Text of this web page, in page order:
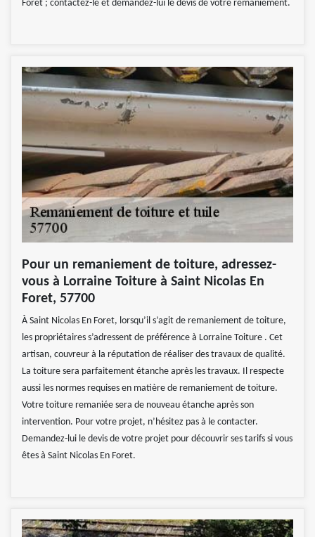
Foret ; contactez-le et demandez-lui le devis de votre remaniement.
Pour un remaniement de toiture, adressez-
vous à Lorraine Toiture à Saint Nicolas En
Foret, 57700
À Saint Nicolas En Foret, lorsqu’il s’agit de remaniement de toiture,
les propriétaires s’adressent de préférence à Lorraine Toiture . Cet
artisan, couvreur à la réputation de réaliser des travaux de qualité.
La toiture sera parfaitement étanche après les travaux. Il respecte
aussi les normes requises en matière de remaniement de toiture.
Votre toiture remaniée sera de nouveau étanche après son
intervention. Pour votre projet, n’hésitez pas à le contacter.
Demandez-lui le devis de votre projet pour découvrir ses tarifs si vous
êtes à Saint Nicolas En Foret.